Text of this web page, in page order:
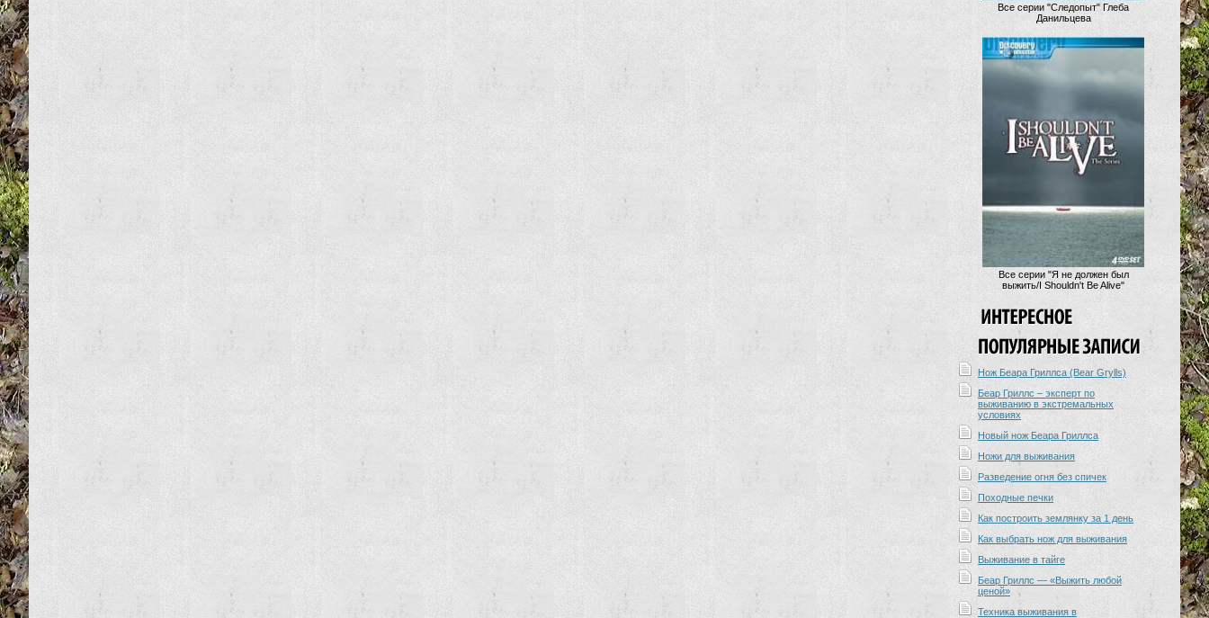
Все серии "Следопыт" Глеба
Данильцева
Все серии "Я не должен был
выжить/I Shouldn't Be Alive"
Нож Беара Гриллса (Bear Grylls)
Беар Гриллс – эксперт по
выживанию в экстремальных
условиях
Новый нож Беара Гриллса
Ножи для выживания
Разведение огня без спичек
Походные печки
Как построить землянку за 1 день
Как выбрать нож для выживания
Выживание в тайге
Беар Гриллс — «Выжить любой
ценой»
Техника выживания в